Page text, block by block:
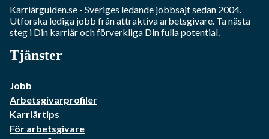
Karriärguiden.se - Sveriges ledande jobbsajt sedan 2004.
Utforska lediga jobb från attraktiva arbetsgivare. Ta nästa
steg i Din karriär och förverkliga Din fulla potential.
Tjänster
Jobb
Arbetsgivarprofiler
Karriärtips
För arbetsgivare